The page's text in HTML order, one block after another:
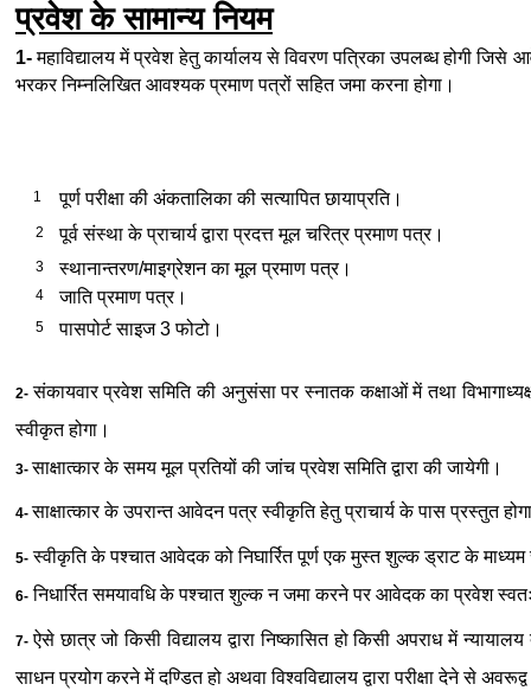
प्रवेश के सामान्य नियम
1-महाविद्यालय में प्रवेश हेतु कार्यालय से विवरण पत्रिका उपलब्ध होगी जिसे
भरकर निम्नलिखित आवश्यक प्रमाण पत्रों सहित जमा करना होगा।
1 पूर्ण परीक्षा की अंकतालिका की सत्यापित छायाप्रति।
2 पूर्व संस्था के प्राचार्य द्वारा प्रदत्त मूल चरित्र प्रमाण पत्र।
3 स्थानान्तरण/माइग्रेशन का मूल प्रमाण पत्र।
4 जाति प्रमाण पत्र।
5 पासपोर्ट साइज 3 फोटो।
2- संकायवार प्रवेश समिति की अनुसंसा पर स्नातक कक्षाओं में तथा
स्वीकृत होगा।
3- साक्षात्कार के समय मूल प्रतियों की जांच प्रवेश समिति द्वारा की जायेगी।
4- साक्षात्कार के उपरान्त आवेदन पत्र स्वीकृति हेतु प्राचार्य के पास प्रस्तुत
5- स्वीकृति के पश्चात आवेदक को निघार्रित पूर्ण एक मुस्त शुल्क ड्राट के माध्यम
6- निधार्रित समयावधि के पश्चात शुल्क न जमा करने पर आवेदक का प्रवेश
7- ऐसे छात्र जो किसी विद्यालय द्वारा निष्कासित हो किसी अपराध में
साधन प्रयोग करने में दण्डित हो अथवा विश्वविद्यालय द्वारा परीक्षा देने से